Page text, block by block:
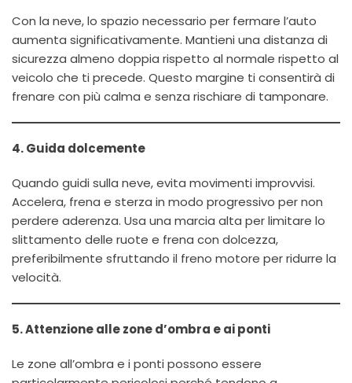
Con la neve, lo spazio necessario per fermare l’auto
aumenta significativamente. Mantieni una distanza di
sicurezza almeno doppia rispetto al normale rispetto al
veicolo che ti precede. Questo margine ti consentirà di
frenare con più calma e senza rischiare di tamponare.
4. Guida dolcemente
Quando guidi sulla neve, evita movimenti improvvisi.
Accelera, frena e sterza in modo progressivo per non
perdere aderenza. Usa una marcia alta per limitare lo
slittamento delle ruote e frena con dolcezza,
preferibilmente sfruttando il freno motore per ridurre la
velocità.
5. Attenzione alle zone d’ombra e ai ponti
Le zone all’ombra e i ponti possono essere